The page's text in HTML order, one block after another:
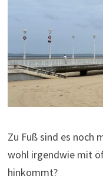
Zu Fuß sind es noch
wohl irgendwie mit
hinkommt?